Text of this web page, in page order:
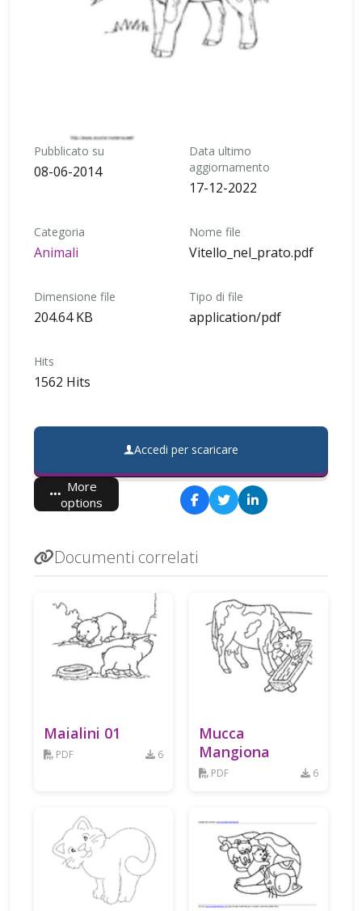
Pubblicato su
08-06-2014
Data ultimo
aggiornamento
17-12-2022
Categoria
Animali
Nome file
Vitello_nel_prato.pdf
Dimensione file
204.64 KB
Tipo di file
application/pdf
Hits
1562 Hits
Accedi per scaricare
More
options
Documenti correlati
Maialini 01
PDF 6
Mucca
Mangiona
PDF 6